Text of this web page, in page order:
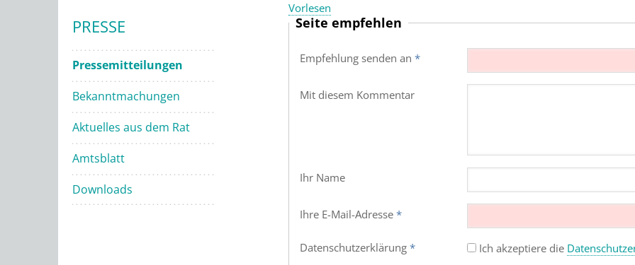
PRESSE
Pressemitteilungen
Bekanntmachungen
Aktuelles aus dem Rat
Amtsblatt
Downloads
Vorlesen
Seite empfehlen
Empfehlung senden an *
Mit diesem Kommentar
Ihr Name
Ihre E-Mail-Adresse *
Datenschutz­erklärung * Ich akzeptiere die